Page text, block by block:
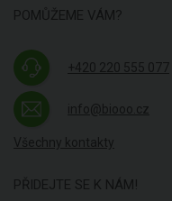
POMŮŽEME VÁM?
+420 220 555 077
info@biooo.cz
Všechny kontakty
PŘIDEJTE SE K NÁM!